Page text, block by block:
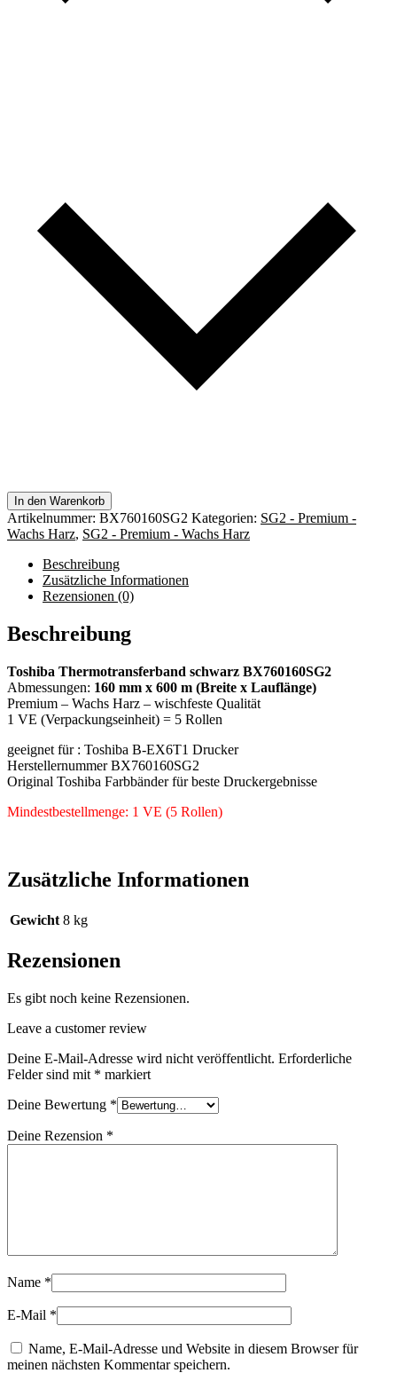
In den Warenkorb
Artikelnummer: BX760160SG2 Kategorien: SG2 - Premium -
Wachs Harz, SG2 - Premium - Wachs Harz
Beschreibung
Zusätzliche Informationen
Rezensionen (0)
Beschreibung
Toshiba Thermotransferband schwarz BX760160SG2
Abmessungen: 160 mm x 600 m (Breite x Lauflänge)
Premium – Wachs Harz – wischfeste Qualität
1 VE (Verpackungseinheit) = 5 Rollen
geeignet für : Toshiba B-EX6T1 Drucker
Herstellernummer BX760160SG2
Original Toshiba Farbbänder für beste Druckergebnisse
Mindestbestellmenge: 1 VE (5 Rollen)
Zusätzliche Informationen
Gewicht 8 kg
Rezensionen
Es gibt noch keine Rezensionen.
Leave a customer review
Deine E-Mail-Adresse wird nicht veröffentlicht. Erforderliche
Felder sind mit * markiert
Deine Bewertung *
Deine Rezension *
Name *
E-Mail *
Name, E-Mail-Adresse und Website in diesem Browser für
meinen nächsten Kommentar speichern.